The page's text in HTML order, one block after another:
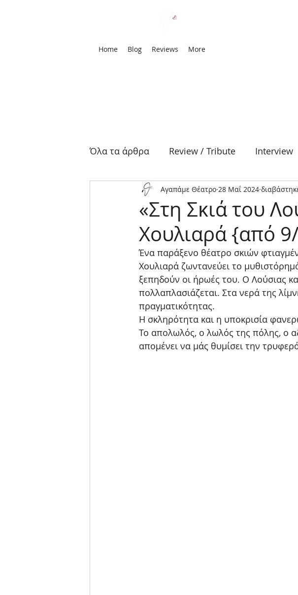
Home Blog Reviews More
Όλα τα άρθρα Review / Tribute Interview
Αρχαία Τραγωδία Δράμα Θρίλερ
Μουσική παράσταση Παιδικό Stand
«Στη Σκιά του
Χουλιαρά {από
Αγαπάμε Θέατρο 28 Μαΐ 2024
Ένα παράξενο θέατρο σκιών
Χουλιαρά ζωντανεύει το
ξεπηδούν οι ήρωές του. Ο Λούσιας
πολλαπλασιάζεται. Στα νερά της
πραγματικότητας.
Η σκληρότητα και η υποκρισία
Το απολωλός, ο λωλός της πόλης, ο
απομένει να μάς θυμίσει την